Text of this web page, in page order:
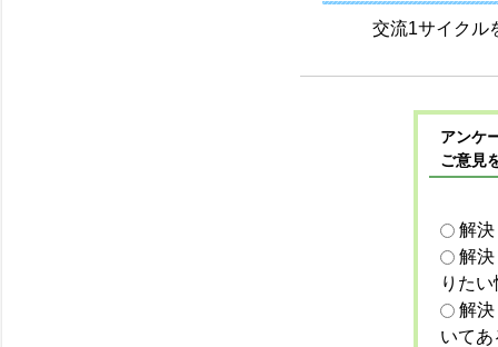
交流1サイクル
アンケ
ご意見
解
解
りた
解
いて